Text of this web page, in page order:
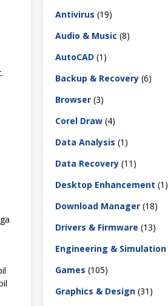
Antivirus (19)
Audio & Music (8)
AutoCAD (1)
Backup & Recovery (6)
Browser (3)
Corel Draw (4)
Data Analysis (1)
Data Recovery (11)
Desktop Enhancement (1)
Download Manager (18)
Drivers & Firmware (13)
Engineering & Simulation
Games (105)
Graphics & Design (31)